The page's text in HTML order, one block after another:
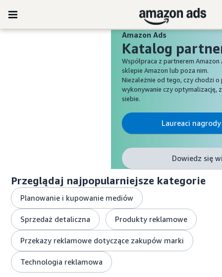
Amazon Ads
Katalog
Współpraca z partnerem
sklepie Amazon lub poza nim.
Niezależnie od tego, czy chodzi
wykonywanie czy optymalizację,
siebie.
Laureaci
Dowiedz się
Przeglądaj najpopularniejsze kategorie
Planowanie i kupowanie mediów
Sprzedaż detaliczna Produkty reklamowe
Przekazy reklamowe dotyczące zakupów marki
Technologia reklamowa